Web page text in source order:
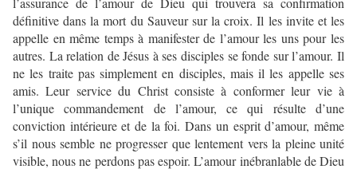
définitive dans la mort du Sauveur sur la croix. Il les invite et les
appelle en même temps à manifester de l’amour les uns pour les
autres. La relation de Jésus à ses disciples se fonde sur l’amour. Il
ne les traite pas simplement en disciples, mais il les appelle ses
amis. Leur service du Christ consiste à conformer leur vie à
l’unique commandement de l’amour, ce qui résulte d’une
conviction intérieure et de la foi. Dans un esprit d’amour, même
s’il nous semble ne progresser que lentement vers la pleine unité
visible, nous ne perdons pas espoir. L’amour inébranlable de Dieu